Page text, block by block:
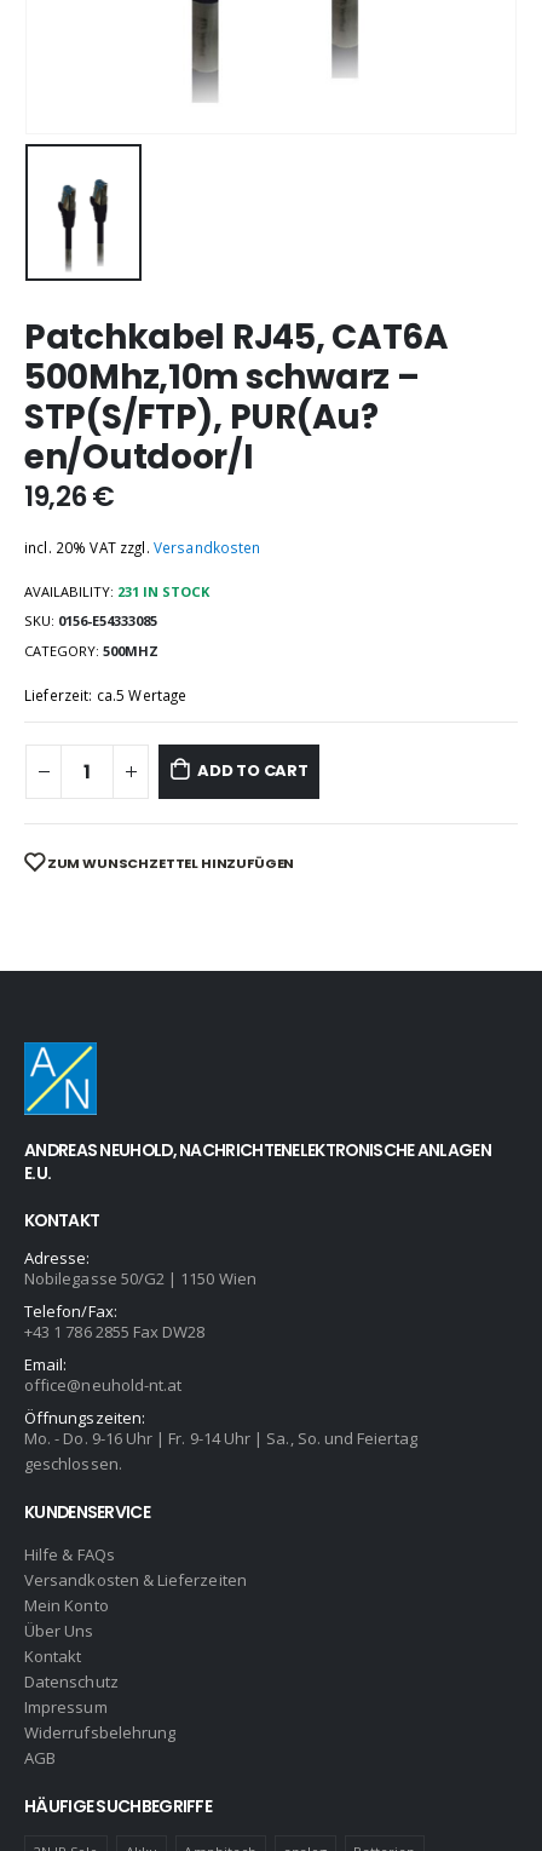
Patchkabel RJ45, CAT6A
500Mhz,10m schwarz –
STP(S/FTP), PUR(Au?
en/Outdoor/I
19,26€
incl. 20% VAT zzgl. Versandkosten
AVAILABILITY: 231 IN STOCK
SKU: 0156-E54333085
CATEGORY: 500MHZ
Lieferzeit: ca.5 Wertage
ADD TO CART
ZUM WUNSCHZETTEL HINZUFÜGEN
ANDREAS NEUHOLD, NACHRICHTENELEKTRONISCHE ANLAGEN
E.U.
KONTAKT
Adresse:
Nobilegasse 50/G2 | 1150 Wien
Telefon/Fax:
+43 1 786 2855 Fax DW28
Email:
office@neuhold-nt.at
Öffnungszeiten:
Mo. - Do. 9-16 Uhr | Fr. 9-14 Uhr | Sa., So. und Feiertag
geschlossen.
KUNDENSERVICE
Hilfe & FAQs
Versandkosten & Lieferzeiten
Mein Konto
Über Uns
Kontakt
Datenschutz
Impressum
Widerrufsbelehrung
AGB
HÄUFIGE SUCHBEGRIFFE